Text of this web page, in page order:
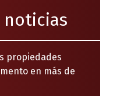
noticias
propiedades
en más de